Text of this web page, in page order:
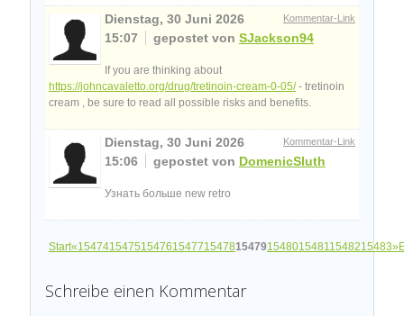
Kommentar-Link
Dienstag, 30 Juni 2026
15:07
gepostet von SJackson94
If you are thinking about
https://johncavaletto.org/drug/tretinoin-cream-0-05/- tretinoin
cream , be sure to read all possible risks and benefits.
Kommentar-Link
Dienstag, 30 Juni 2026
15:06
gepostet von DomenicSluth
Узнать больше new retro
Start«15474154751547615477154781547915480154811548215483»
Schreibe einen Kommentar